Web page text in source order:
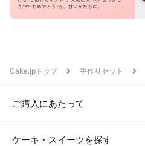
Cake.jpトップ 手作りセット
ご購入にあたって
ケーキ・スイーツを探す